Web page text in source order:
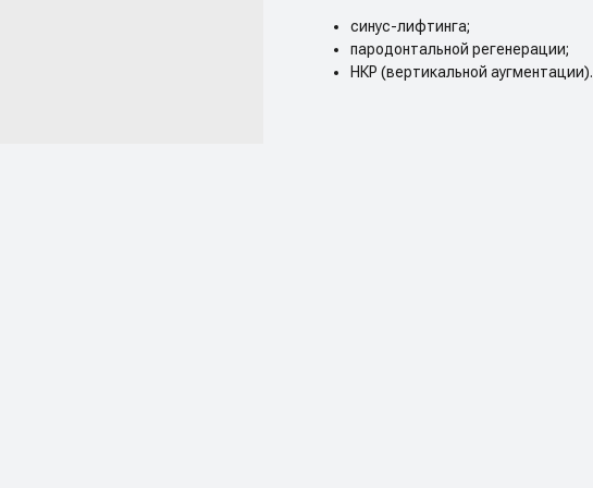
синус-лифтинга;
пародонтальной регенерации;
НКР (вертикальной аугментации).